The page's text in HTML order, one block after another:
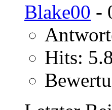
Blake00 -
Hits: